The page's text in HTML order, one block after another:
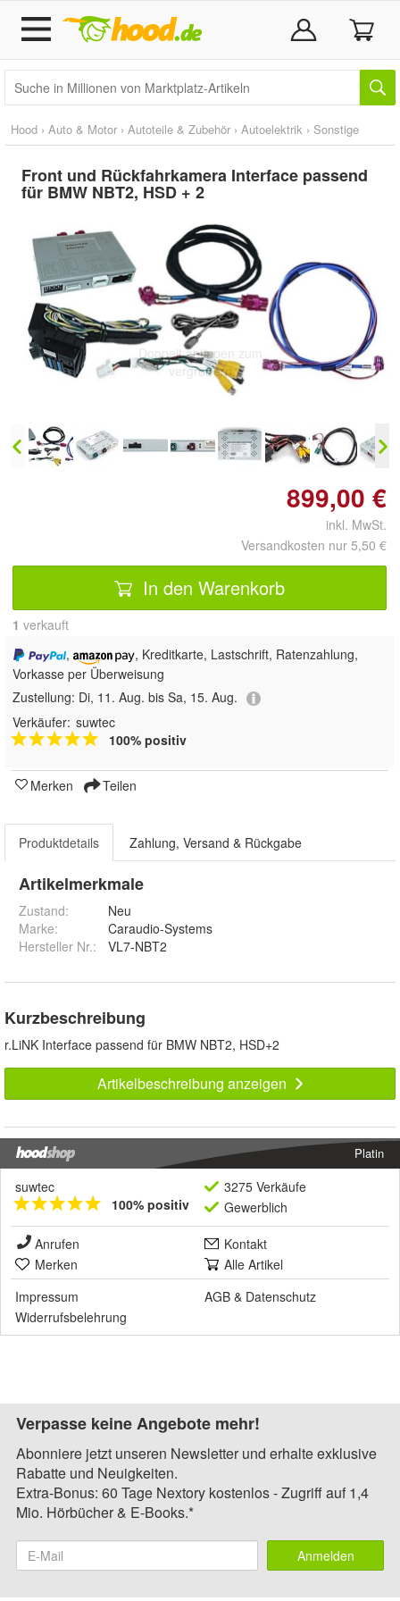
Hood › Auto & Motor › Autoteile & Zubehör › Autoelektrik › Sonstige
Front und Rückfahrkamera Interface passend
für BMW NBT2, HSD + 2
Doppelt antippen zum
vergrößern
899,00 €
inkl. MwSt.
Versandkosten nur 5,50 €
In den Warenkorb
1 verkauft
,
, Kreditkarte, Lastschrift, Ratenzahlung,
Vorkasse per Überweisung
Zustellung: Di, 11. Aug. bis Sa, 15. Aug.
Verkäufer: suwtec
100% positiv
Merken Teilen
Produktdetails Zahlung, Versand & Rückgabe
Artikelmerkmale
Zustand:
Neu
Marke:
Caraudio-Systems
Hersteller Nr.:
VL7-NBT2
Kurzbeschreibung
r.LiNK Interface passend für BMW NBT2, HSD+2
Artikelbeschreibung anzeigen
Platin
suwtec
100% positiv
3275 Verkäufe
Gewerblich
Anrufen
Kontakt
Merken
Alle Artikel
Impressum
AGB & Datenschutz
Widerrufsbelehrung
Verpasse keine Angebote mehr!
Abonniere jetzt unseren Newsletter und erhalte exklusive
Rabatte und Neuigkeiten.
Extra-Bonus: 60 Tage Nextory kostenlos - Zugriff auf 1,4
Mio. Hörbücher & E-Books.*
Anmelden